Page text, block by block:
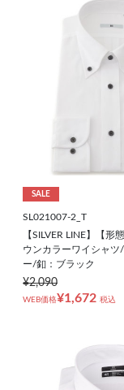
SALE
SL021007-2_T
【SILVER LINE】【形
ウンカラーワイシャ
ー/釦：ブラック
¥2,090
WEB価格¥1,672 税込